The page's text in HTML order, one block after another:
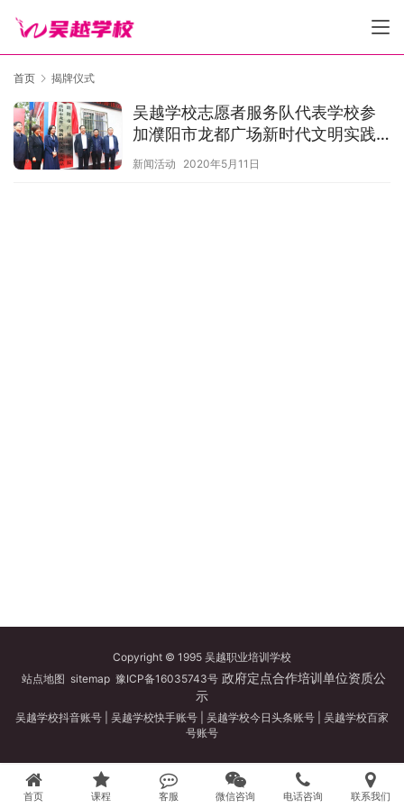
首页 揭牌仪式
吴越学校志愿者服务队代表学校参
加濮阳市龙都广场新时代文明实践
站暨公益医院揭牌仪式
新闻活动 2020年5月11日
Copyright © 1995 吴越职业培训学校
站点地图 sitemap 豫ICP备16035743号政府定点合作培训单位资质公
示
吴越学校抖音账号 吴越学校快手账号 吴越学校今日头条账号
吴越学校百家
号账号
首页 课程 客服 微信咨询 电话咨询 联系我们